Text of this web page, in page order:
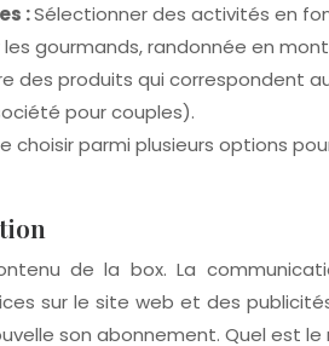
:Sélectionner des activités en
gourmands, randonnée en
des produits qui correspondent
pour couples).
choisir parmi plusieurs options
de la box. La
sur le site web et des
son abonnement. Quel est